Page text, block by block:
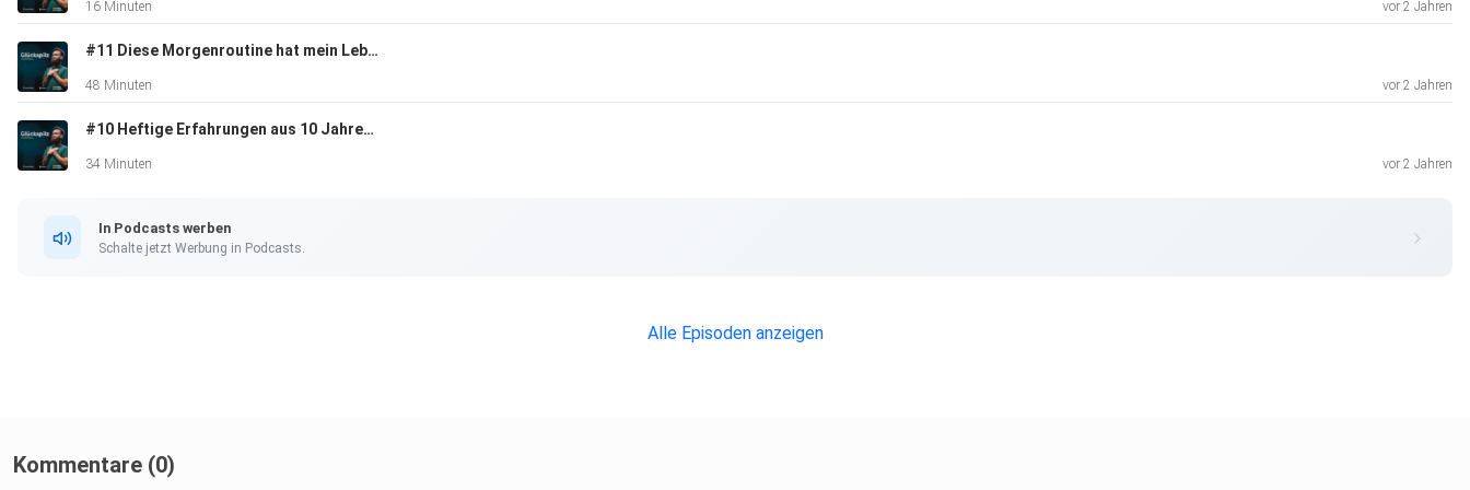
16 Minuten vor 2 Jahren
#11 Diese Morgenroutine hat mein Leben verbessert!
48 Minuten vor 2 Jahren
#10 Heftige Erfahrungen aus 10 Jahren Coaching | mit Faruk Sevic
34 Minuten vor 2 Jahren
In Podcasts werben
Schalte jetzt Werbung in Podcasts.
Alle Episoden anzeigen
Kommentare (0)